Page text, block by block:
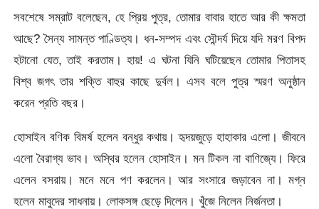
সবশেষে সম্রাট বলেছেন, হে প্রিয় পুত্র, তোমার বাবার হাতে আর কী ক্ষমতা
আছে? সৈন্য সামন্ত পাণ্ডিত্য। ধন-সম্পদ এবং সৌন্দর্য দিয়ে যদি মরণ বিপদ
হটানো যেত, তাই করতাম। হায়! এ ঘটনা যিনি ঘটিয়েছেন তোমার পিতাসহ
বিশ্ব জগৎ তার শক্তি বাহুর কাছে দুর্বল। এসব বলে পুত্র স্মরণ অনুষ্ঠান
করেন প্রতি বছর।
হোসাইন বণিক বিমর্ষ হলেন বন্ধুর কথায়। হৃদয়জুড়ে হাহাকার এলো। জীবনে
এলো বৈরাগ্য ভাব। অস্থির হলেন হোসাইন। মন টিকল না বাণিজ্যে। ফিরে
এলেন বসরায়। মনে মনে পণ করলেন। আর সংসারে জড়াবেন না। মগ্ন
হলেন মাবুদের সাধনায়। লোকসঙ্গ ছেড়ে দিলেন। খুঁজে নিলেন নির্জনতা।